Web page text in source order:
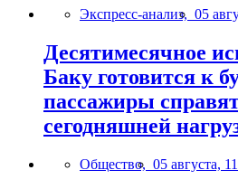
Экспресс-анализ, 05
Десятимесячное
Баку готовится к
пассажиры
сегодняшней
Общество, 05 августа,